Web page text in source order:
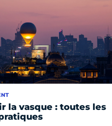
la vasque : toutes les